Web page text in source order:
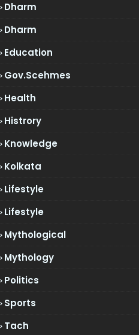
Dharm
Dharm
Education
Gov.scehmes
Health
Histrory
Knowledge
Kolkata
Lifestyle
Lifestyle
Mythological
Mythology
Politics
Sports
Tach